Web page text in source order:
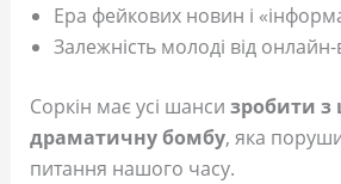
Ера фейкових новин і
Залежність молоді від
Соркін має усі шанси зробити з
драматичну бомбу, яка
питання нашого часу.